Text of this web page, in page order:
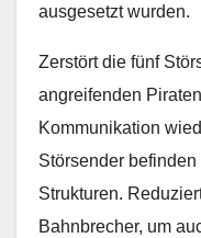
ausgesetzt wurden.
Zerstört die fünf
angreifenden
Kommunikation
Störsender
Strukturen.
Bahnbrecher, um